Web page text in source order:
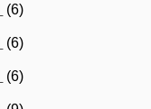
(6)
(6)
(6)